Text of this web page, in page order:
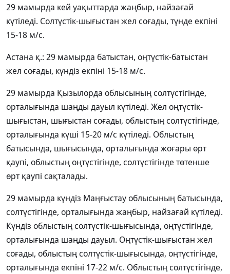
29 мамырда кей уақыттарда жаңбыр, найзағай
күтіледі. Солтүстік-шығыстан жел соғады, түнде екпіні
15-18 м/с.
Астана қ.: 29 мамырда батыстан, оңтүстік-батыстан
жел соғады, күндіз екпіні 15-18 м/с.
29 мамырда Қызылорда облысының солтүстігінде,
орталығында шаңды дауыл күтіледі. Жел оңтүстік-
шығыстан, шығыстан соғады, облыстың солтүстігінде,
орталығында күші 15-20 м/с күтіледі. Облыстың
батысында, шығысында, орталығында жоғары өрт
қаупі, облыстың оңтүстігінде, солтүстігінде төтенше
өрт қаупі сақталады.
29 мамырда күндіз Маңғыстау облысының батысында,
солтүстігінде, орталығында жаңбыр, найзағай күтіледі.
Күндіз облыстың солтүстік-шығысында, оңтүстігінде,
орталығында шаңды дауыл. Оңтүстік-шығыстан жел
соғады, облыстың солтүстік-шығысында, оңтүстігінде,
орталығында екпіні 17-22 м/с. Облыстың солтүстігінде,